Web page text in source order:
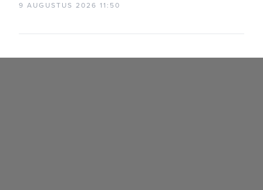
9 AUGUSTUS 2026 11:50